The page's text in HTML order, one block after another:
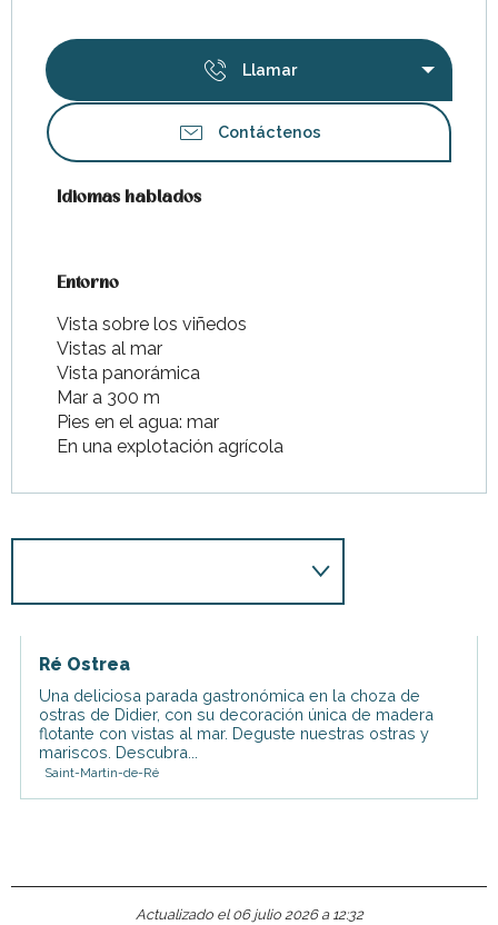
Llamar
Contáctenos
Idiomas hablados
Idiomas hablados
Entorno
Entorno
Vista sobre los viñedos
Vistas al mar
Vista panorámica
Mar a 300 m
Pies en el agua: mar
En una explotación agrícola
Ré Ostrea
Una deliciosa parada gastronómica en la choza de
ostras de Didier, con su decoración única de madera
flotante con vistas al mar. Deguste nuestras ostras y
mariscos. Descubra...
Saint-Martin-de-Ré
Actualizado el 06 julio 2026 a 12:32